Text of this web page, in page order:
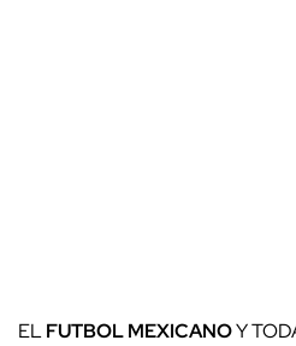
ELFUTBOL MEXICANOY